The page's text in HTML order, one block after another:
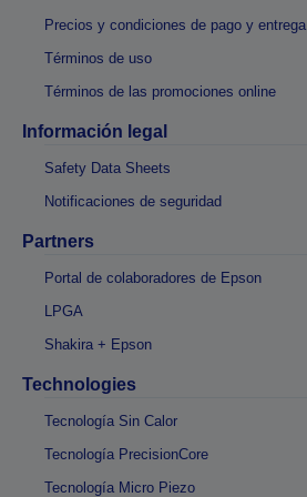
Precios y condiciones de pago y entrega
Términos de uso
Términos de las promociones online
Información legal
Safety Data Sheets
Notificaciones de seguridad
Partners
Portal de colaboradores de Epson
LPGA
Shakira + Epson
Technologies
Tecnología Sin Calor
Tecnología PrecisionCore
Tecnología Micro Piezo